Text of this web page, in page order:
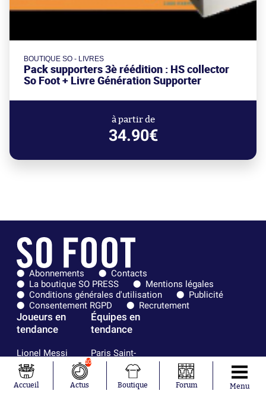
BOUTIQUE SO - LIVRES
Pack supporters 3è réédition : HS collector
So Foot + Livre Génération Supporter
à partir de
34.90€
Abonnements
Contacts
La boutique SO PRESS
Mentions légales
Conditions générales d'utilisation
Publicité
Consentement RGPD
Recrutement
Joueurs en
tendance
Lionel Messi
Maghnes
Akliouche
Mohamed
Équipes en
tendance
Paris Saint-
Germain
Real Madrid
Olympique de
Accueil
10
Actus Boutique Forum Menu